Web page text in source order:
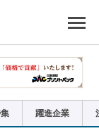
躍進企業